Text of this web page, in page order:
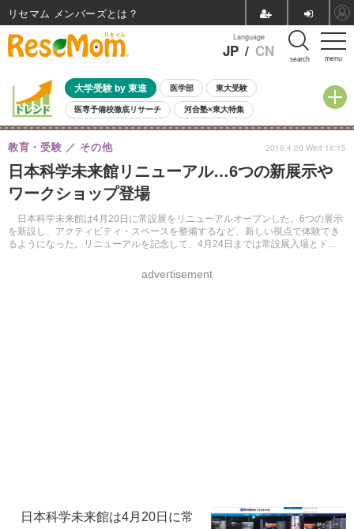
menu
Language
JP / CN search
大学受験 by 東進 医学部 東大受験
医専予備校徹底リサーチ 河合塾×東大特集
親子で考える大学選び 高校受験 中学受験 小学校受験
共通テスト 夏休み
8月開催イベント・WS 全国公立高校 過去問 人気記事
自由研究教材（小学生向け） 自由研究教材（中学生向け）
日本科学未来館リニューアル…6つの新展示や
ワークショップ登場
日本科学未来館は4月20日に常設展をリニューアルオープンした。6つの展示
を新設し、アクティビティ・スペースを整備するなど、新しい視点で体験でき
るようになった。リニューアルを記念して、4月24日までは常設展入場とドー
教育・受験 その他
advertisement
2016.4.20 Wed 18:15
日本科学未来館は4月20日に常
リセマム メンバーズ